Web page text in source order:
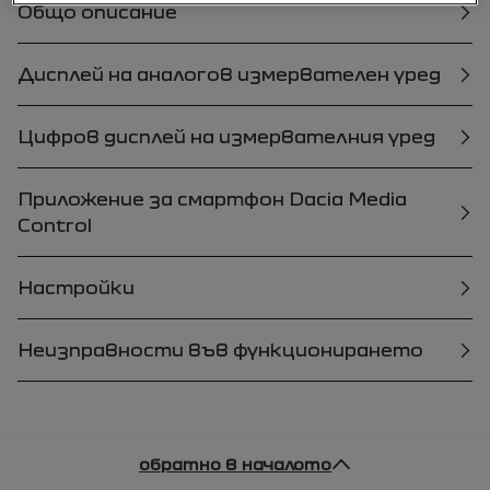
Общо описание
Дисплей на аналогов измервателен уред
Цифров дисплей на измервателния уред
Приложение за смартфон Dacia Media
Control
Настройки
Неизправности във функционирането
обратно в началото